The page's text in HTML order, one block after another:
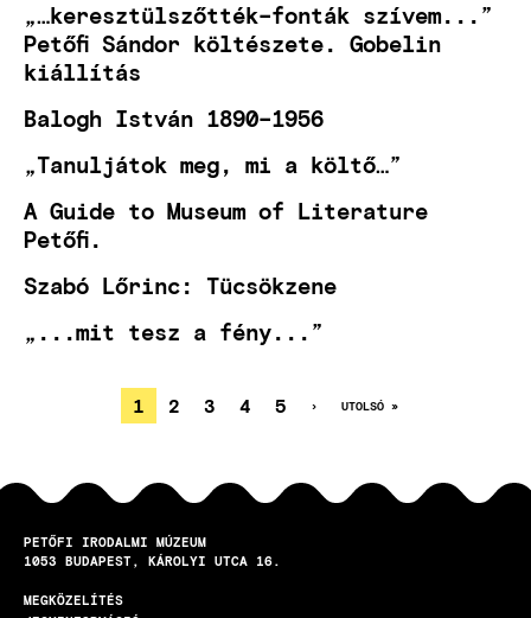
„…keresztülszőtték–fonták szívem...”
Petőfi Sándor költészete. Gobelin
kiállítás
Balogh István 1890–1956
„Tanuljátok meg, mi a költő…”
A Guide to Museum of Literature
Petőfi.
Szabó Lőrinc: Tücsökzene
„...mit tesz a fény...”
OLDALSZÁMOZÁS
JELENLEGI
OLDAL
1 OLDAL
2 OLDAL
3 OLDAL
4 OLDAL
5
KÖVETKEZŐ
›
UTOLSÓ
UTOLSÓ »
PETŐFI IRODALMI MÚZEUM
1053
BUDAPEST KÁROLYI UTCA 16.
MEGKÖZELÍTÉS